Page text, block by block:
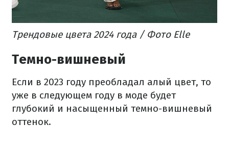
Трендовые цвета 2024 года / Фото Elle
Темно-вишневый
Если в 2023 году преобладал алый цвет, то
уже в следующем году в моде будет
глубокий и насыщенный темно-вишневый
оттенок.